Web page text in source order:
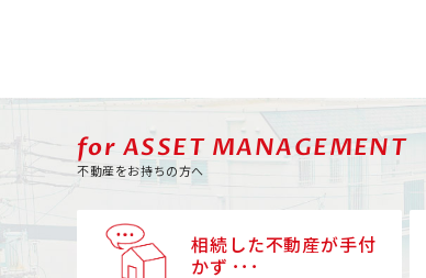
for ASSET MANAGEMENT
不動産をお持ちの方へ
相続した不動産が手付
かず ･･･